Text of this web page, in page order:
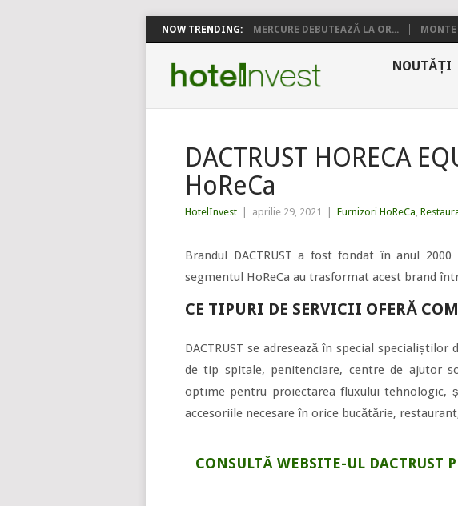
NOW TRENDING: MERCURE DEBUTEAZĂ LA OR...
NOUTĂȚI
DACTRUST HORECA
HoReCa
HotelInvest aprilie 29, 2021 Furnizori HoReCa,
Brandul DACTRUST a fost fondat în anul
segmentul HoReCa au trasformat acest brand
CE TIPURI DE SERVICII OFERĂ
DACTRUST se adresează în special
de tip spitale, penitenciare, centre de ajutor
optime pentru proiectarea fluxului tehnologic,
accesoriile necesare în orice bucătărie,
CONSULTĂ WEBSITE-UL DACTRUST